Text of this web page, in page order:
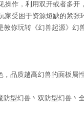
操作，利用双开或者多开
家受困于资源短缺的紧张
你玩转《幻兽起源》幻
品质越高幻兽的面板属
型幻兽丶双防型幻兽丶